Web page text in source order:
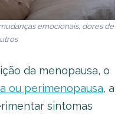
emocionais, dores de
da menopausa, o
ou perimenopausa, a
sintomas